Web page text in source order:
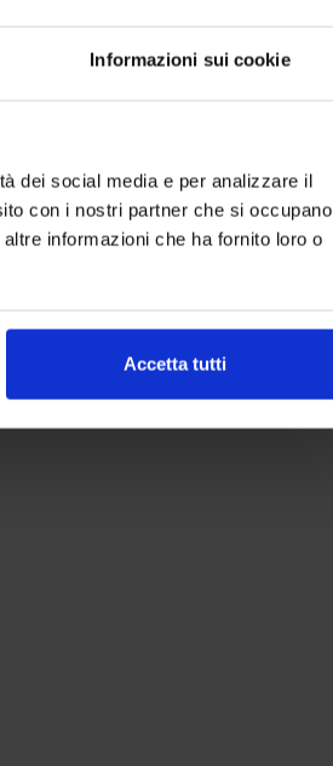
Informazioni sui cookie
dei social media e per analizzare il
con i nostri partner che si occupano
informazioni che ha fornito loro o
Accetta tutti